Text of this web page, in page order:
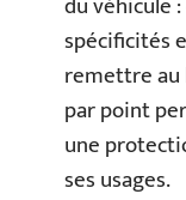
spécificités
remettre au
par point
une
ses usages.